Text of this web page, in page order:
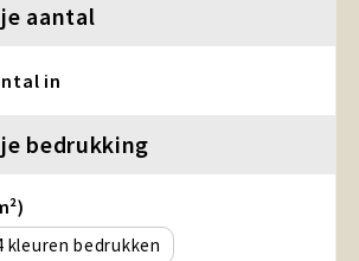
aantal
in
bedrukking